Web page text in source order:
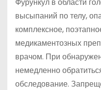
высыпаний по телу,
комплексное,
медикаментозных
врачом. При
немедленно
обследование.